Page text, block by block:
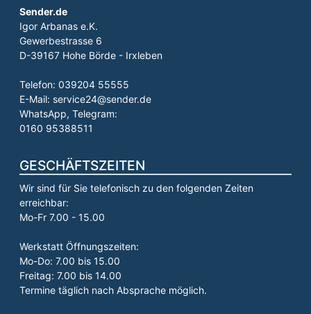
Sender.de
Igor Arbanas e.K.
Gewerbestrasse 6
D-39167 Hohe Börde - Irxleben
Telefon: 039204 55555
E-Mail: service24@sender.de
WhatsApp, Telegram:
0160 95388511
GESCHÄFTSZEITEN
Wir sind für Sie telefonisch zu den folgenden Zeiten
erreichbar:
Mo-Fr 7.00 - 15.00
Werkstatt Öffnungszeiten:
Mo-Do: 7.00 bis 15.00
Freitag: 7.00 bis 14.00
Termine täglich nach Absprache möglich.